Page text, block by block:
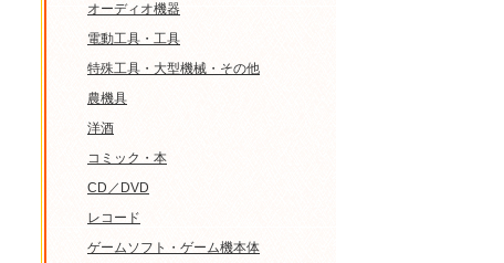
オーディオ機器
電動工具・工具
特殊工具・大型機械・その他
農機具
洋酒
コミック・本
CD／DVD
レコード
ゲームソフト・ゲーム機本体